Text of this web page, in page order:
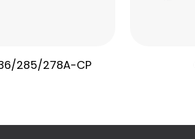
285/278A-CP